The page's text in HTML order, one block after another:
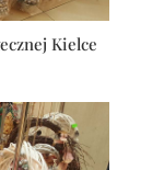
Kielce